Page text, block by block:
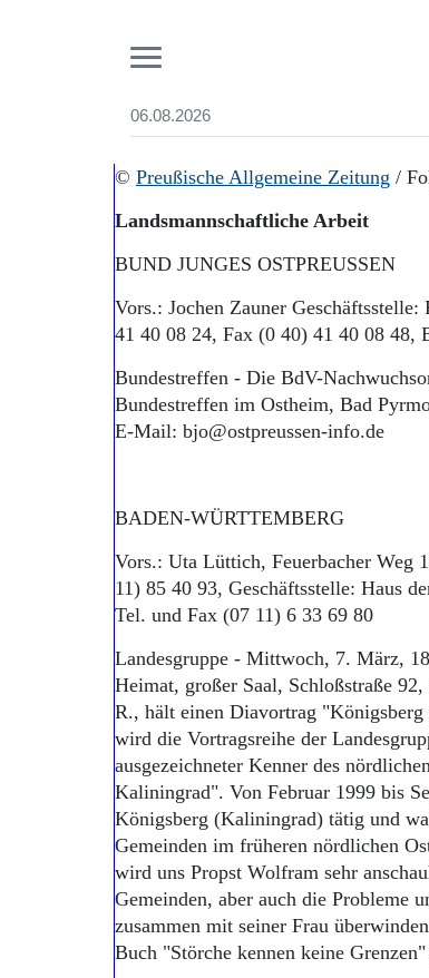
06.08.2026
Start
Aktuelle Ausgabe
Abonnent werden
Abo Prämien
Archiv
Mediadaten
Suchen und finden
© Preußische Allgemeine Zeitung /
Landsmannschaftliche Arbeit
BUND JUNGES OSTPREUSSEN
Vors.: Jochen Zauner
41 40 08 24, Fax (0 40) 41 40 08 48,
Bundestreffen - Die BdV-
Bundestreffen im Ostheim, Bad
E-Mail: bjo@ostpreussen-info.de
BADEN-WÜRTTEMBERG
Vors.: Uta Lüttich, Feuerbacher Weg
11) 85 40 93, Geschäftsstelle: Haus
Tel. und Fax (07 11) 6 33 69 80
Landesgruppe - Mittwoch, 7. März,
Heimat, großer Saal, Schloßstraße
R., hält einen Diavortrag
wird die Vortragsreihe der
ausgezeichneter Kenner des
Kaliningrad". Von Februar 1999 bis
Königsberg (Kaliningrad) tätig und
Gemeinden im früheren nördlichen
wird uns Propst Wolfram sehr
Gemeinden, aber auch die Probleme
zusammen mit seiner Frau
Buch "Störche kennen keine